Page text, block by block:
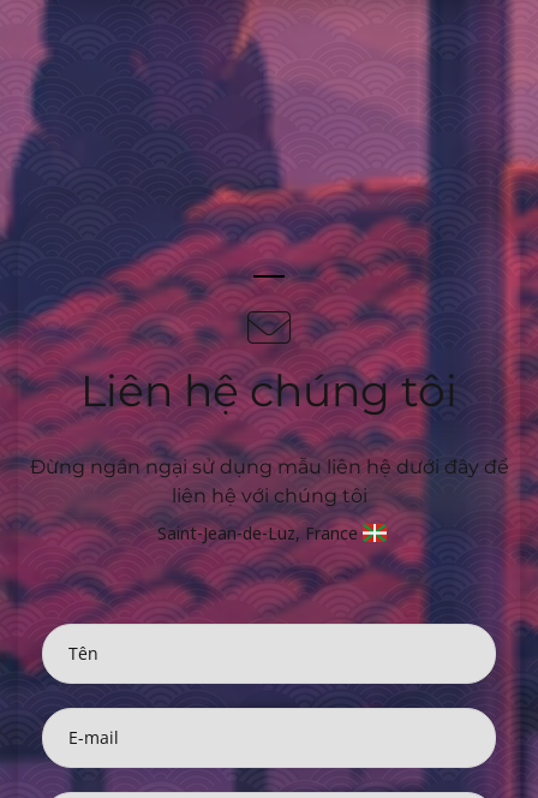
Liên hệ chúng tôi
Đừng ngần ngại sử dụng mẫu liên hệ dưới đây để
liên hệ với chúng tôi
Saint-Jean-de-Luz, France
Tên
E-mail